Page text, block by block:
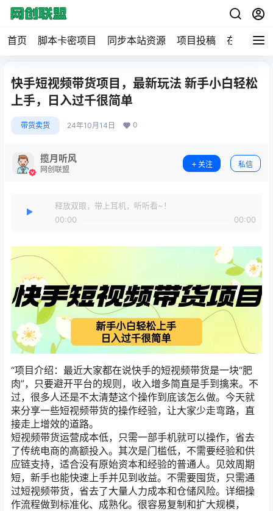
首页 脚本卡密项目 同步本站资源 项目投稿 在线工具
快手短视频带货项目，最新玩法 新手小白轻松
上手，日入过千很简单
带货卖货 24年10月14日 0
揽月听风
网创联盟
关注 私信
释放双眼，带上耳机，听听看~！
00:00
00:00
“项目介绍：最近大家都在说快手的短视频带货是一块“肥
肉”，只要避开平台的规则，收入增多简直是手到擒来。不
过，很多人还是不太清楚这个操作到底该怎么做。今天就
来分享一些短视频带货的操作经验，让大家少走弯路，直
接走上增效的道路。
短视频带货运营成本低，只需一部手机就可以操作，省去
了传统电商的高额投入。其次是门槛低，不需要经验和供
应链支持，适合没有原始资本和经验的普通人。见效周期
短，新手也能快速上手并见到收益。不需要囤货，只需通
过短视频带货，省去了大量人力成本和仓储风险。详细操
作流程做到标准化、成熟化。很容易复制和扩大规模，